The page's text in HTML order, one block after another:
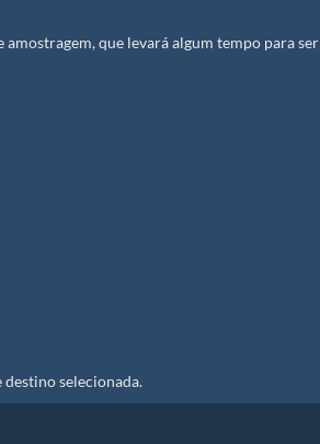
que levará algum tempo para ser
selecionada.